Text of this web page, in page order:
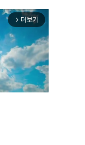
arrow_forward_ios 더보기